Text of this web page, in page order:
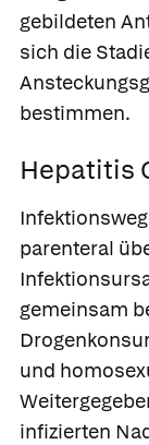
gebildeten
sich die
bestimmen.
Hepatitis
parenteral
gemeinsam
und
infizierten